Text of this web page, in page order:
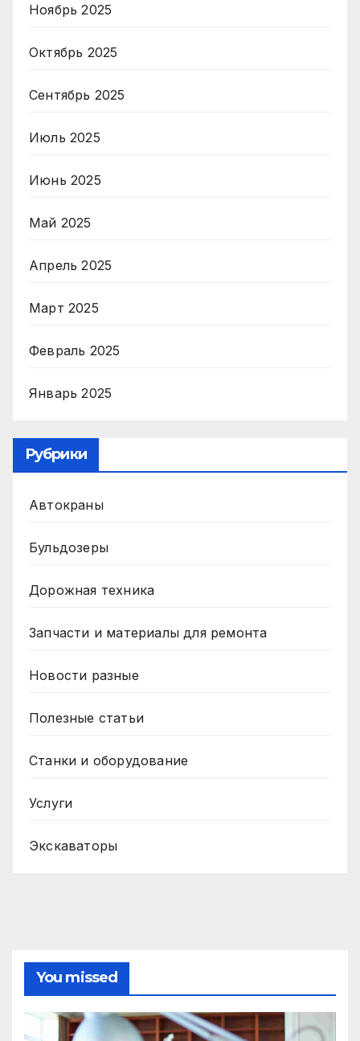
Ноябрь 2025
Октябрь 2025
Сентябрь 2025
Июль 2025
Июнь 2025
Май 2025
Апрель 2025
Март 2025
Февраль 2025
Январь 2025
Рубрики
Автокраны
Бульдозеры
Дорожная техника
Запчасти и материалы для ремонта
Новости разные
Полезные статьи
Станки и оборудование
Услуги
Экскаваторы
You missed